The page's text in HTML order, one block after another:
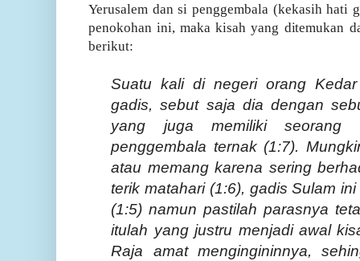
Yerusalem dan si penggembala (kekasih hati
penokohan ini, maka kisah yang ditemukan
berikut:
Suatu kali di negeri orang
gadis, sebut saja dia dengan
yang juga memiliki seorang
penggembala ternak (1:7).
atau memang karena sering
terik matahari (1:6), gadis Sulam
(1:5) namun pastilah parasnya
itulah yang justru menjadi awal
Raja amat mengingininnya,